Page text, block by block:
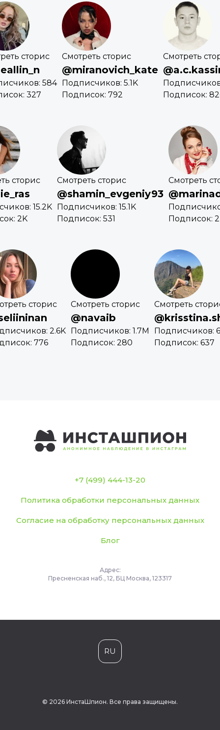
сторис
584
327
Смотреть сторис
@miranovich_kate
Подписчиков: 5.1K
Подписок: 792
Смотреть
Подписок:
сторис
15.2K
2K
Смотреть сторис
@shamin_evgeniy93
Подписчиков: 15.1K
Подписок: 531
Смотреть
Подписок:
сторис
2.6K
776
Смотреть сторис
@navaib
Подписчиков: 1.7M
Подписок: 280
Смотреть
Подписчиков:
Подписок: 637
+7 (499) 444-13-20
Политика обработки персональных данных
Согласие на обработку персональных данных
Блог
Адрес:
Пресненская наб., 12, БЦ Москва, 123317
RU
© 2026 ИнстаШпион. Все права защищены.